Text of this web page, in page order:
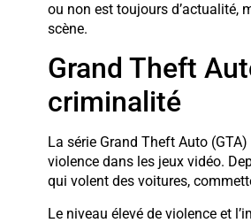
ou non est toujours d’actualité,
scène.
Grand Theft
criminalité
La série Grand Theft Auto
violence dans les jeux vidéo.
qui volent des voitures,
Le niveau élevé de violence et